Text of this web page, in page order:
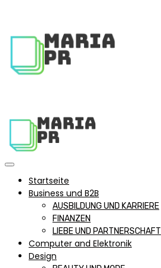
Startseite
Business und B2B
AUSBILDUNG UND KARRIERE
FINANZEN
LIEBE UND PARTNERSCHAFT
Computer and Elektronik
Design